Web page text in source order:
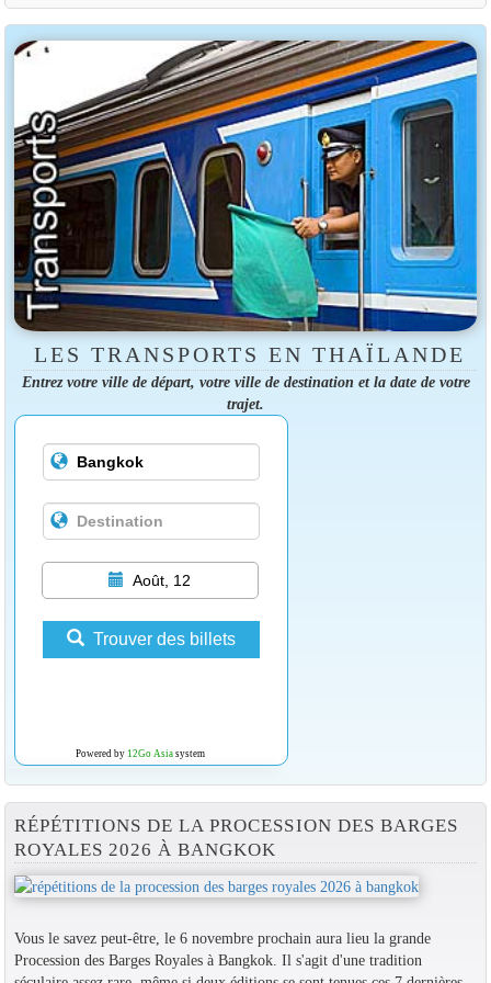
LES TRANSPORTS EN THAÏLANDE
Entrez votre ville de départ, votre ville de destination et la date de votre
trajet.
Août, 12
Trouver des billets
Powered by 12Go Asiasystem
RÉPÉTITIONS DE LA PROCESSION DES BARGES
ROYALES 2026 À BANGKOK
Vous le savez peut-être, le 6 novembre prochain aura lieu la grande
Procession des Barges Royales à Bangkok. Il s'agit d'une tradition